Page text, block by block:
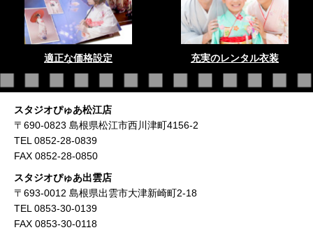
適正な価格設定 充実のレンタル衣装
スタジオぴゅあ松江店
〒690-0823 島根県松江市西川津町4156-2
TEL 0852-28-0839
FAX 0852-28-0850
スタジオぴゅあ出雲店
〒693-0012 島根県出雲市大津新崎町2-18
TEL 0853-30-0139
FAX 0853-30-0118